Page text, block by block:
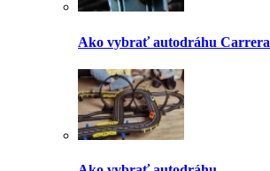
Ako vybrať autodráhu Carrera